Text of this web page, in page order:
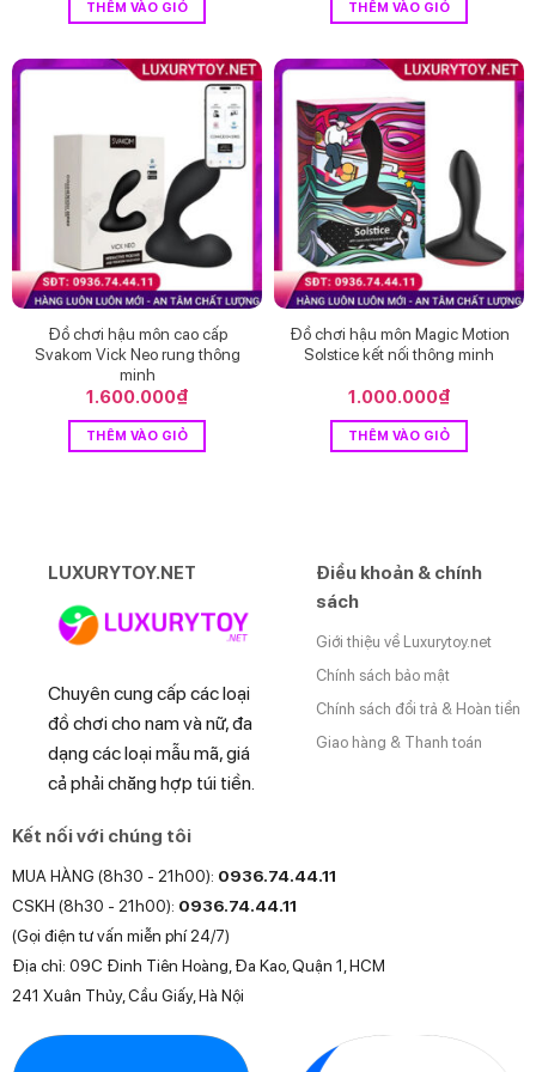
THÊM VÀO GIỎ THÊM VÀO GIỎ
Đồ chơi hậu môn cao cấp
Svakom Vick Neo rung thông
minh
1.600.000₫
THÊM VÀO GIỎ
Đồ chơi hậu môn Magic Motion
Solstice kết nối thông minh
1.000.000₫
THÊM VÀO GIỎ
LUXURYTOY.NET
Chuyên cung cấp các loại
đồ chơi cho nam và nữ, đa
dạng các loại mẫu mã, giá
cả phải chăng hợp túi tiền.
Điều khoản & chính
sách
Giới thiệu về Luxurytoy.net
Chính sách bảo mật
Chính sách đổi trả & Hoàn tiền
Giao hàng & Thanh toán
Kết nối với chúng tôi
MUA HÀNG (8h30 - 21h00): 0936.74.44.11
CSKH (8h30 - 21h00): 0936.74.44.11
(Gọi điện tư vấn miễn phí 24/7)
Địa chỉ: 09C Đinh Tiên Hoàng, Đa Kao, Quận 1, HCM
241 Xuân Thủy, Cầu Giấy, Hà Nội